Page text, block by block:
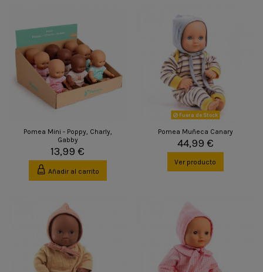
Pomea Mini - Poppy, Charly,
Gabby
13,99 €
Añadir al carrito
Fuera de Stock
Pomea Muñeca Canary
44,99 €
Ver producto